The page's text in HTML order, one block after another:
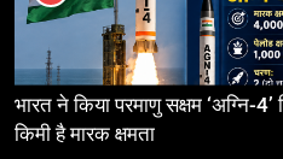
भारत ने किया परमाणु सक्षम ‘अग्नि-
किमी है मारक क्षमता